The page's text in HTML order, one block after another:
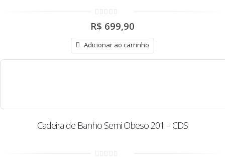
0
out
5
R$ 699,90
Adicionar ao carrinho
Cadeira de Banho Semi Obeso 201 – CDS